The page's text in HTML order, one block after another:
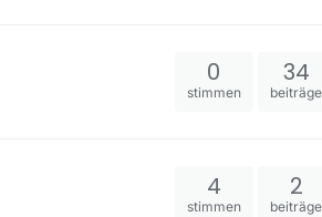
0
stimmen
34
beiträge
4
stimmen
2
beiträge